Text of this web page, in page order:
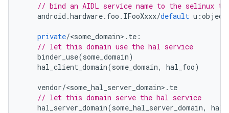
// bind an AIDL service name to the selinux
android .hardware. foo . IFooXxxx/default u :
private/<some_domain> . te :
// let this domain use the hal service
binder_use(some_domain)
hal_client_domain(some_domain, hal_foo)
vendor/<some_hal_server_domain> . te
// let this domain serve the hal service
hal_server_domain(some_hal_server_domain,